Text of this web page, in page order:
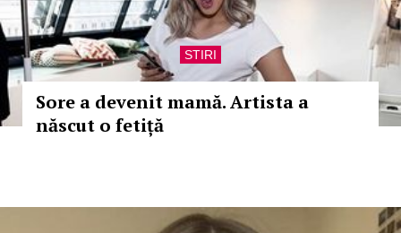
STIRI
Sore a devenit mamă. Artista a
născut o fetiță